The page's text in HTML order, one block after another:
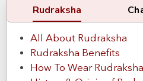
Rudraksha
All About Rudraksha
Rudraksha Benefits
How To Wear